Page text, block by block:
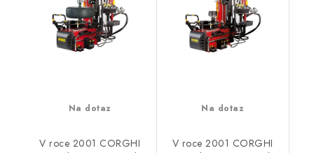
Na dotaz
V roce 2001 CORGHI
Na dotaz
V roce 2001 CORGHI